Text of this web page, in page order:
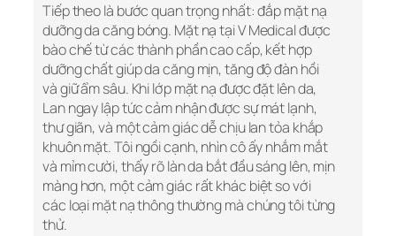
Tiếp theo là bước quan trọng nhất: đắp mặt nạ
dưỡng da căng bóng. Mặt nạ tại V Medical được
bào chế từ các thành phần cao cấp, kết hợp
dưỡng chất giúp da căng mịn, tăng độ đàn hồi
và giữ ẩm sâu. Khi lớp mặt nạ được đặt lên da,
Lan ngay lập tức cảm nhận được sự mát lạnh,
thư giãn, và một cảm giác dễ chịu lan tỏa khắp
khuôn mặt. Tôi ngồi cạnh, nhìn cô ấy nhắm mắt
và mỉm cười, thấy rõ làn da bắt đầu sáng lên, mịn
màng hơn, một cảm giác rất khác biệt so với
các loại mặt nạ thông thường mà chúng tôi từng
thử.